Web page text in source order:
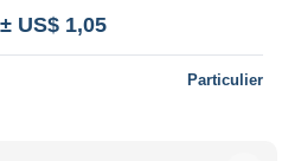
± US$ 1,05
Particulier